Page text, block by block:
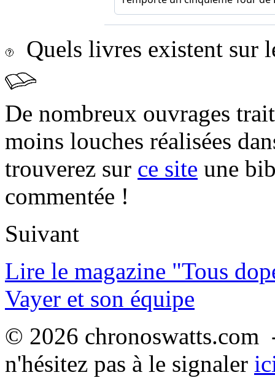
Quels livres existent sur
De nombreux ouvrages
moins louches réalisées
trouverez sur ce site une
commentée !
Suivant
Lire le magazine "Tous
Vayer et son équipe
© 2026
n'hésitez pas à le signaler